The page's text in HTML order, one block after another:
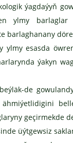
ýagdaýyň
ylmy
barlaghanany
esasda
ýakyn
de
geçirmekde
üýtgewsiz